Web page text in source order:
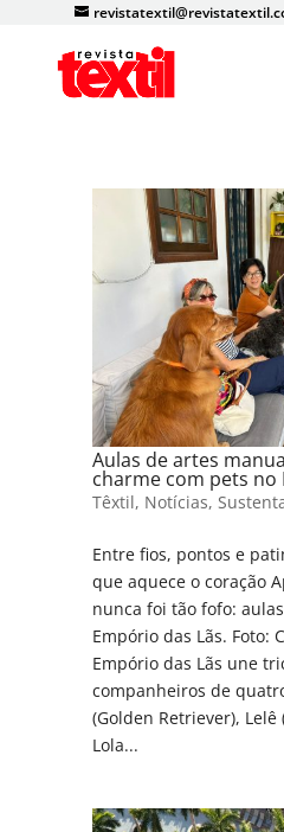
Aulas de artes
charme com pets no
Têxtil, Notícias,
Entre fios, pontos e
que aquece o coração
nunca foi tão fofo:
Empório das Lãs. Foto:
Empório das Lãs une
companheiros de
(Golden Retriever), Lelê
Lola...